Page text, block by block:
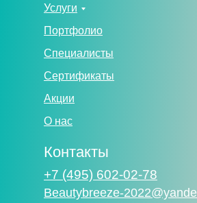
Контакты
Услуги
+7 (495) 602-02-78
Портфолио
Beautybreeze-
Специалисты
Сертификаты
Акции
О нас